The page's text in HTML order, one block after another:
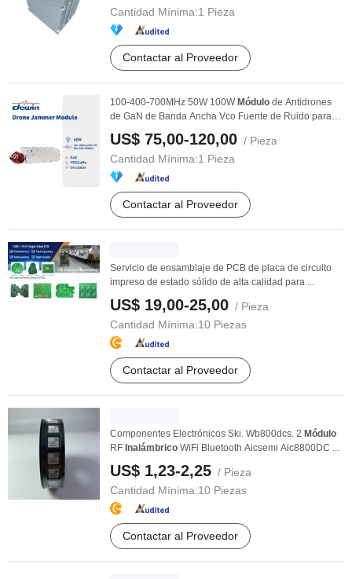
Cantidad Mínima:1 Pieza
Contactar al Proveedor
100-400-700MHz 50W 100W Módulo de Antidrones
de GaN de Banda Ancha Vco Fuente de Ruido para
Sistema ...
US$ 75,00-120,00 / Pieza
Cantidad Mínima:1 Pieza
Contactar al Proveedor
Servicio de ensamblaje de PCB de placa de circuito
impreso de estado sólido de alta calidad para ...
US$ 19,00-25,00 / Pieza
Cantidad Mínima:10 Piezas
Contactar al Proveedor
Componentes Electrónicos Ski. Wb800dcs. 2 Módulo
RF Inalámbrico WiFi Bluetooth Aicsemi Aic8800DC ...
US$ 1,23-2,25 / Pieza
Cantidad Mínima:10 Piezas
Contactar al Proveedor